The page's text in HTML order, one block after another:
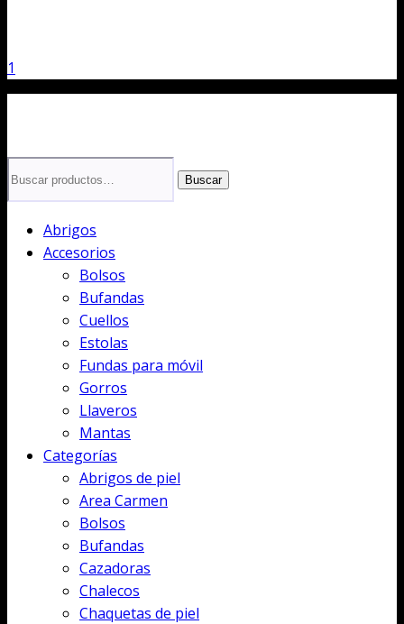
1
por:
Buscar
Abrigos
Accesorios
Bolsos
Bufandas
Cuellos
Estolas
Fundas para móvil
Gorros
Llaveros
Mantas
Categorías
Abrigos de piel
Area Carmen
Bolsos
Bufandas
Cazadoras
Chalecos
Chaquetas de piel